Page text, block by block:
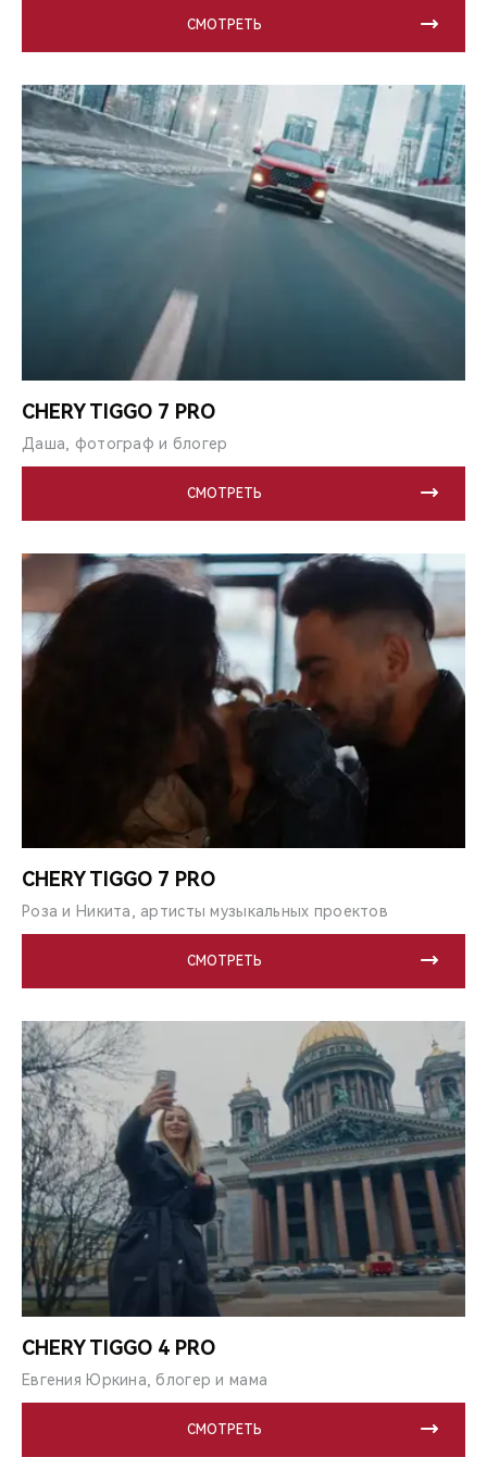
СМОТРЕТЬ
CHERY TIGGO 7 PRO
Даша, фотограф и блогер
СМОТРЕТЬ
CHERY TIGGO 7 PRO
Роза и Никита, артисты музыкальных проектов
СМОТРЕТЬ
CHERY TIGGO 4 PRO
Евгения Юркина, блогер и мама
СМОТРЕТЬ